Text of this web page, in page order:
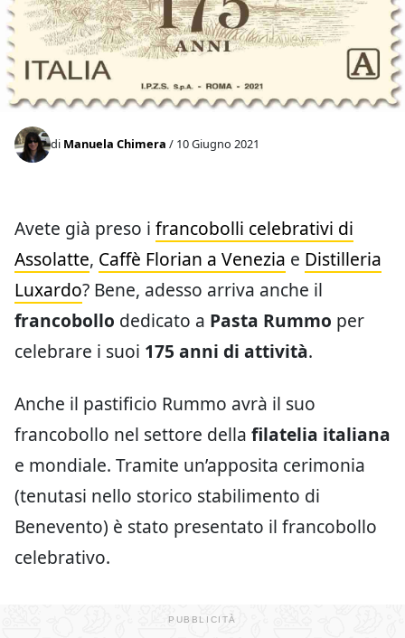
di Manuela Chimera / 10 Giugno 2021
Avete già preso i francobolli celebrativi di
Assolatte, Caffè Florian a Venezia e Distilleria
Luxardo? Bene, adesso arriva anche il
francobollo dedicato a Pasta Rummo per
celebrare i suoi 175 anni di attività.
Anche il pastificio Rummo avrà il suo
francobollo nel settore della filatelia italiana
e mondiale. Tramite un’apposita cerimonia
(tenutasi nello storico stabilimento di
Benevento) è stato presentato il francobollo
celebrativo.